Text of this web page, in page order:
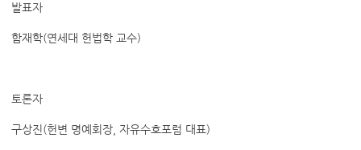
발표자
함재학(연세대 헌법학 교수)
토론자
구상진(헌변 명예회장, 자유수호포럼 대표)